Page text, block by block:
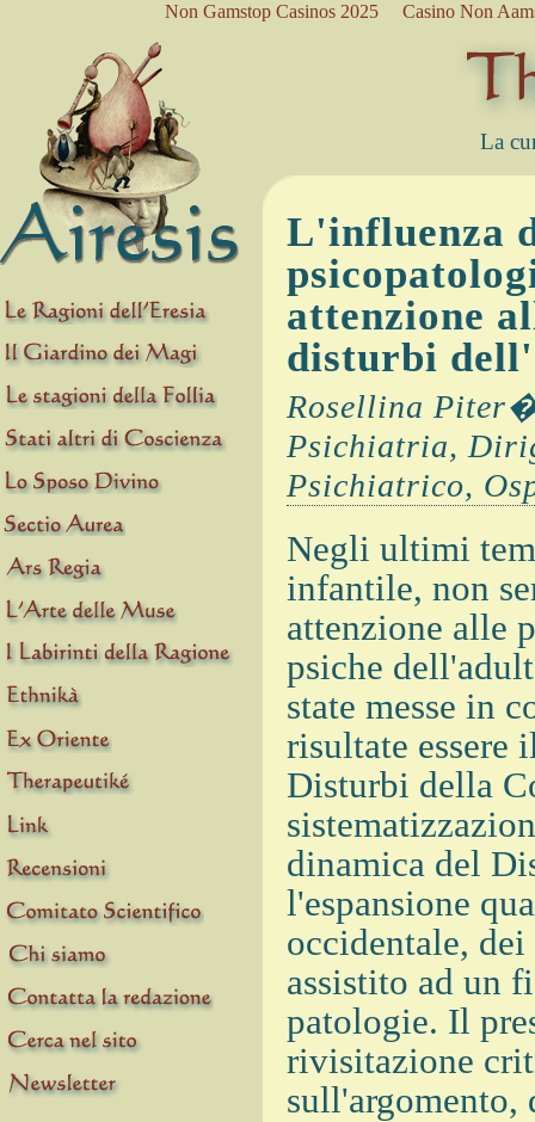
Non Gamstop Casinos 2025 Casino Non
La
L'influenza
attenzione
disturbi
Rosellina
Psichiatria,
Psichiatrico,
Negli ultimi
infantile, non
attenzione alle
psiche
state messe in
risultate
Disturbi della
dinamica del
l'espansione
occidentale,
assistito ad un
patologie. Il
rivisitazione